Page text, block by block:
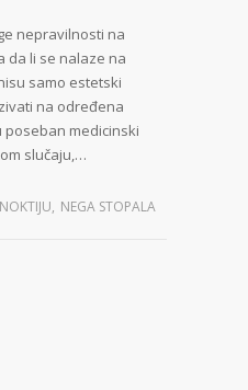
nepravilnosti na
da li se nalaze na
samo estetski
na određena
medicinski
slučaju,…
, NEGA STOPALA